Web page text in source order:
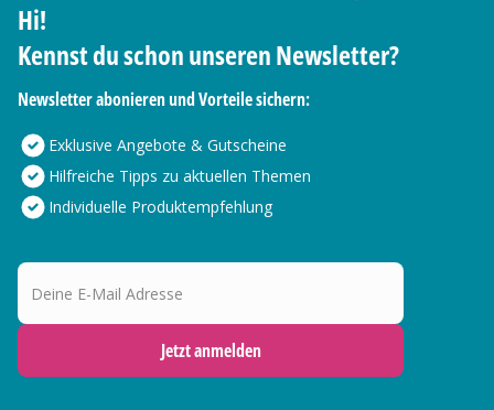
Hi!
Kennst du schon unseren Newsletter?
Newsletter abonieren und Vorteile sichern:
Exklusive Angebote & Gutscheine
Hilfreiche Tipps zu aktuellen Themen
Individuelle Produktempfehlung
Deine E-Mail Adresse
Jetzt anmelden